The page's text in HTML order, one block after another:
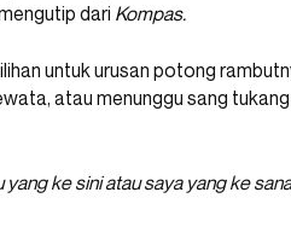
dari Kompas.
untuk urusan potong
atau menunggu sang
ke sini atau saya yang ke